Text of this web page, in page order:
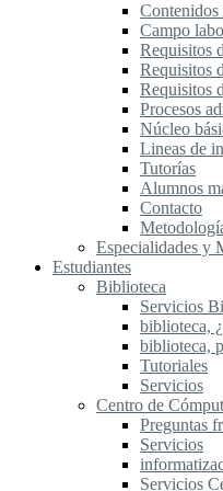
Campo
Requisitos
Requisitos
Requisitos
Procesos
Núcleo
Lineas de
Tutorías
Alumnos
Contacto
Especialidades y
Estudiantes
Biblioteca
Servicios
biblioteca,
biblioteca,
Tutoriales
Servicios
Centro de
Preguntas
Servicios
Servicios